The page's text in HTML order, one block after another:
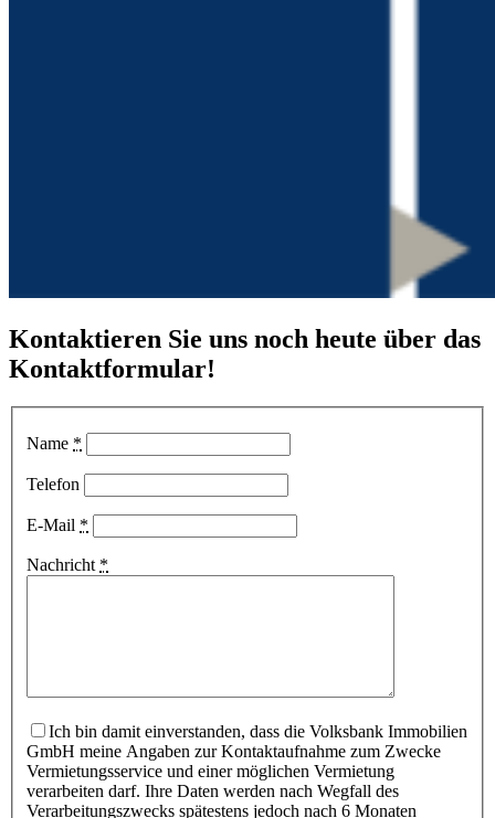
Kontaktieren Sie uns noch heute über das
Kontaktformular!
Name *
Telefon
E-Mail *
Nachricht *
Ich bin damit einverstanden, dass die Volksbank Immobilien
GmbH meine Angaben zur Kontaktaufnahme zum Zwecke
Vermietungsservice und einer möglichen Vermietung
verarbeiten darf. Ihre Daten werden nach Wegfall des
Verarbeitungszwecks spätestens jedoch nach 6 Monaten